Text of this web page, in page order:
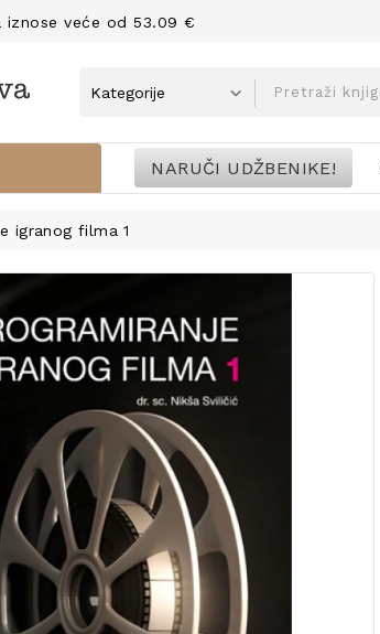
iznose veće od 53.09 €
NARUČI UDŽBENIKE!
igranog filma 1